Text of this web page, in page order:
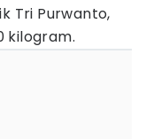
Tri Purwanto,
kilogram.